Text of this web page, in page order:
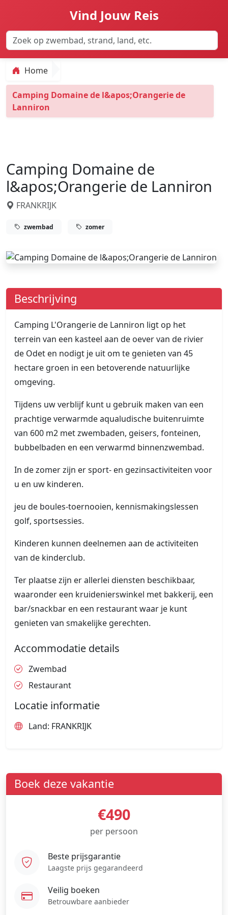
Vind Jouw Reis
Home
Camping Domaine de l&apos;Orangerie de
Lanniron
Camping Domaine de
l&apos;Orangerie de Lanniron
FRANKRIJK
zwembad zomer
Beschrijving
Camping L'Orangerie de Lanniron ligt op het
terrein van een kasteel aan de oever van de rivier
de Odet en nodigt je uit om te genieten van 45
hectare groen in een betoverende natuurlijke
omgeving.
Tijdens uw verblijf kunt u gebruik maken van een
prachtige verwarmde aqualudische buitenruimte
van 600 m2 met zwembaden, geisers, fonteinen,
bubbelbaden en een verwarmd binnenzwembad.
In de zomer zijn er sport- en gezinsactiviteiten voor
u en uw kinderen.
jeu de boules-toernooien, kennismakingslessen
golf, sportsessies.
Kinderen kunnen deelnemen aan de activiteiten
van de kinderclub.
Ter plaatse zijn er allerlei diensten beschikbaar,
waaronder een kruidenierswinkel met bakkerij, een
bar/snackbar en een restaurant waar je kunt
genieten van smakelijke gerechten.
Accommodatie details
Zwembad
Restaurant
Locatie informatie
Land: FRANKRIJK
Boek deze vakantie
€490
per persoon
Beste prijsgarantie
Laagste prijs gegarandeerd
Veilig boeken
Betrouwbare aanbieder